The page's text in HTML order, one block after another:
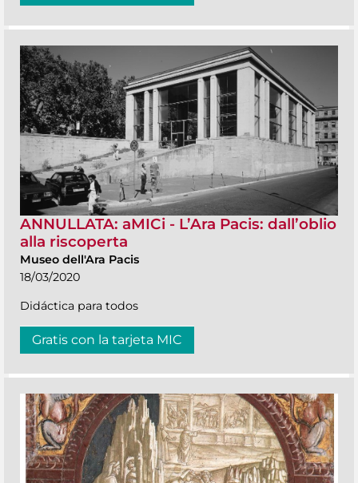
ANNULLATA: aMICi - L’Ara Pacis: dall’oblio
alla riscoperta
Museo dell'Ara Pacis
18/03/2020
Didáctica para todos
Gratis con la tarjeta MIC